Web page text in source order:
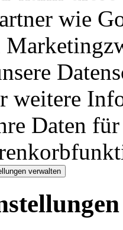
wie
weitere
Daten
verwalten